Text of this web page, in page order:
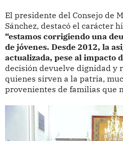
El presidente del Consejo de
Sánchez, destacó el carácter
“estamos corrigiendo una
de jóvenes. Desde 2012, la
actualizada, pese al impacto
decisión devuelve dignidad y
quienes sirven a la patria,
provenientes de familias que